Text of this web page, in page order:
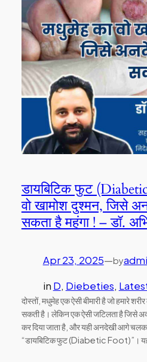
डायबिटिक फुट
वो खामोश दुश्मन, जिसे
सकता है महंगा ! – डॉ.
Apr 23, 2025—by
in D, Diebeties,
दोस्तों, मधुमेह एक ऐसी बीमारी है जो हमारे
सकती है। लेकिन एक ऐसी जटिलता है जिसे
कर दिया जाता है, और यही अनदेखी आगे
“डायबिटिक फुट (Diabetic Foot)”। यह